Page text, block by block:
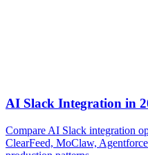
AI Slack Integration in
Compare AI Slack integration
ClearFeed, MoClaw,